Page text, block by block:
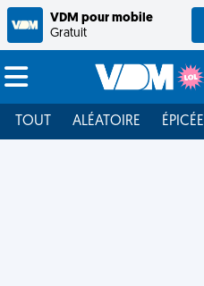
VDM pour mobile
Gratuit
TOUT ALÉATOIRE ÉPICÉE